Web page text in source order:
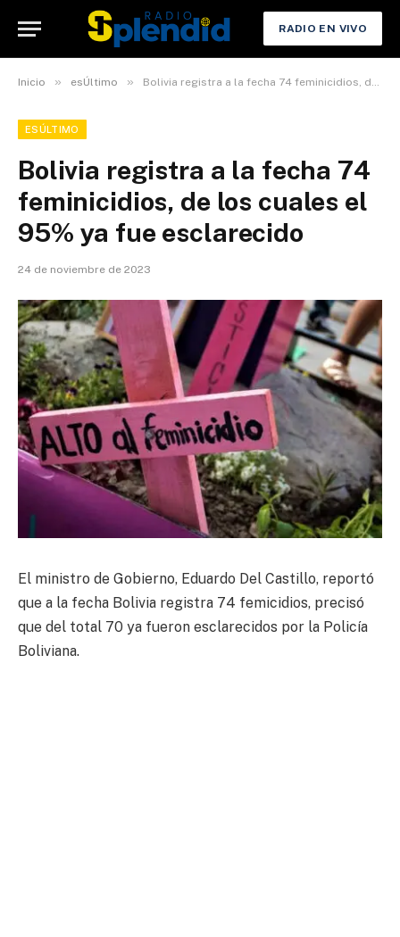
RADIO EN VIVO
Inicio » esÚltimo » Bolivia registra a la fecha 74 feminicidios, de los cuales el 95% ya fue esclarecido
ESÚLTIMO
Bolivia registra a la fecha 74
feminicidios, de los cuales el
95% ya fue esclarecido
24 de noviembre de 2023
El ministro de Gobierno, Eduardo Del Castillo, reportó
que a la fecha Bolivia registra 74 femicidios, precisó
que del total 70 ya fueron esclarecidos por la Policía
Boliviana.